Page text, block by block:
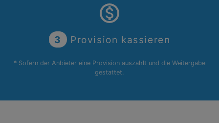
monetization_on
3 Provision kassieren
* Sofern der Anbieter eine Provision auszahlt und die Weitergabe
gestattet.